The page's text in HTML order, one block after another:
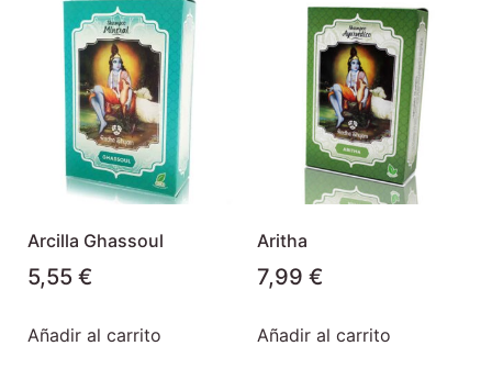
Arcilla Ghassoul
5,55 €
Añadir al carrito
Aritha
7,99 €
Añadir al carrito